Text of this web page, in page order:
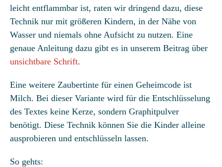
leicht entflammbar ist, raten wir dringend dazu, diese
Technik nur mit größeren Kindern, in der Nähe von
Wasser und niemals ohne Aufsicht zu nutzen. Eine
genaue Anleitung dazu gibt es in unserem Beitrag über
unsichtbare Schrift.
Eine weitere Zaubertinte für einen Geheimcode ist
Milch. Bei dieser Variante wird für die Entschlüsselung
des Textes keine Kerze, sondern Graphitpulver
benötigt. Diese Technik können Sie die Kinder alleine
ausprobieren und entschlüsseln lassen.
So gehts: